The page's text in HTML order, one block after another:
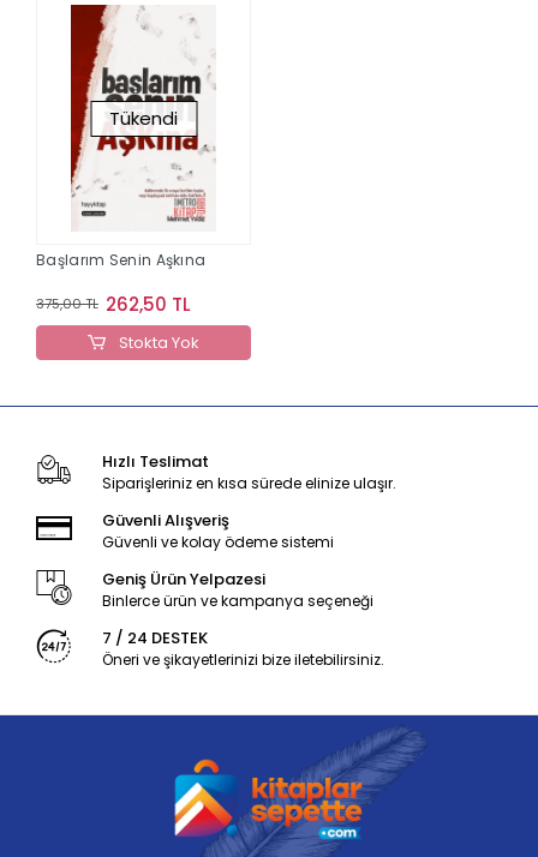
Tükendi
Başlarım Senin Aşkına
375,00 TL 262,50 TL
Stokta Yok
Hızlı Teslimat
Siparişleriniz en kısa sürede elinize ulaşır.
Güvenli Alışveriş
Güvenli ve kolay ödeme sistemi
Geniş Ürün Yelpazesi
Binlerce ürün ve kampanya seçeneği
7 / 24 DESTEK
Öneri ve şikayetlerinizi bize iletebilirsiniz.